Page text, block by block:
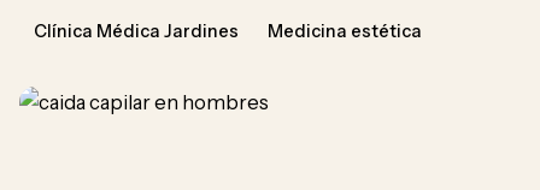
Clínica Médica Jardines Medicina estética